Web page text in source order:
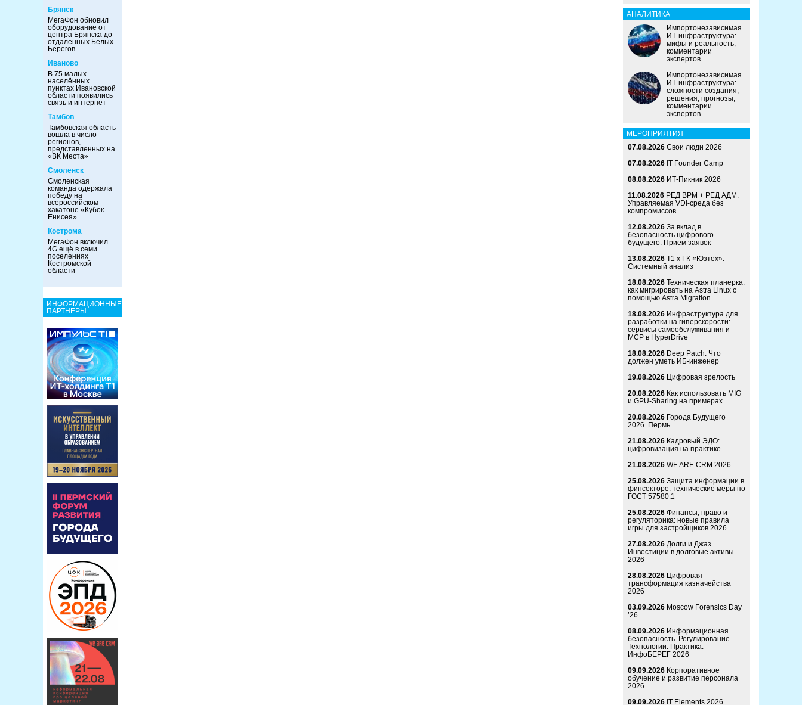
Брянск
МегаФон обновил
оборудование от
центра Брянска до
отдаленных Белых
Берегов
Иваново
В 75 малых
населённых
пунктах Ивановской
области появились
связь и интернет
Тамбов
Тамбовская область
вошла в число
регионов,
представленных на
«ВК Места»
Смоленск
Смоленская
команда одержала
победу на
всероссийском
хакатоне «Кубок
Енисея»
Кострома
МегаФон включил
4G ещё в семи
поселениях
Костромской
области
ИНФОРМАЦИОННЫЕ
ПАРТНЕРЫ
АНАЛИТИКА
Импортонезависимая
ИТ-инфраструктура:
мифы и реальность,
комментарии
экспертов
Импортонезависимая
ИТ-инфраструктура:
сложности создания,
решения, прогнозы,
комментарии
экспертов
МЕРОПРИЯТИЯ
07.08.2026 Свои люди 2026
07.08.2026 IT Founder Camp
08.08.2026 ИТ-Пикник 2026
11.08.2026 РЕД ВРМ + РЕД АДМ:
Управляемая VDI-среда без
компромиссов
12.08.2026 За вклад в
безопасность цифрового
будущего. Прием заявок
13.08.2026 Т1 x ГК «Юзтех»:
Системный анализ
18.08.2026 Техническая планерка:
как мигрировать на Astra Linux с
помощью Astra Migration
18.08.2026 Инфраструктура для
разработки на гиперскорости:
сервисы самообслуживания и
MCP в HyperDrive
18.08.2026 Deep Patch: Что
должен уметь ИБ-инженер
19.08.2026 Цифровая зрелость
20.08.2026 Как использовать MIG
и GPU-Sharing на примерах
20.08.2026 Города Будущего
2026. Пермь
21.08.2026 Кадровый ЭДО:
цифровизация на практике
21.08.2026 WE ARE CRM 2026
25.08.2026 Защита информации в
финсекторе: технические меры по
ГОСТ 57580.1
25.08.2026 Финансы, право и
регуляторика: новые правила
игры для застройщиков 2026
27.08.2026 Долги и Джаз.
Инвестиции в долговые активы
2026
28.08.2026 Цифровая
трансформация казначейства
2026
03.09.2026 Moscow Forensics Day
’26
08.09.2026 Информационная
безопасность. Регулирование.
Технологии. Практика.
ИнфоБЕРЕГ 2026
09.09.2026 Корпоративное
обучение и развитие персонала
2026
09.09.2026 IT Elements 2026